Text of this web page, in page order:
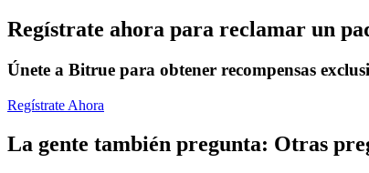
Earn
Regístrate ahora para reclamar un
Únete a Bitrue para obtener recompensas
Regístrate Ahora
La gente también pregunta: Otras